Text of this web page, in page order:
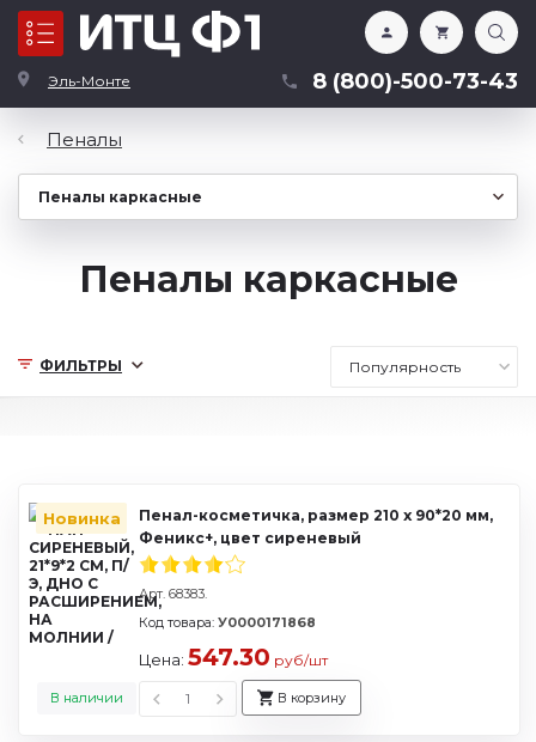
Эль-Монте 8 (800)-500-73-43
Каталог
ФИЛЬТРЫ
Пеналы
Пеналы каркасные
Новинка
Пенал-косметичка, размер 210 х 90*20 мм,
Феникс+, цвет сиреневый
Арт. 68383.
В наличии
Код товара: У0000171868
Цена: 547.30 руб/шт
В корзину